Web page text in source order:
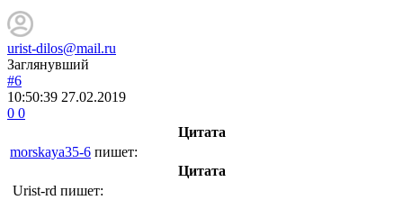
urist-dilos@mail.ru
Заглянувший
#6
10:50:39 27.02.2019
0 0
Цитата
morskaya35-6 пишет:
Цитата
Urist-rd пишет: